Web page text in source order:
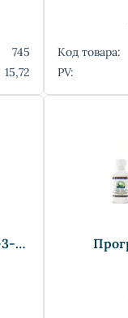
745
15,72
Код товара:
PV:
Индoл-3-Карбинол — Indole-3-Carbinol